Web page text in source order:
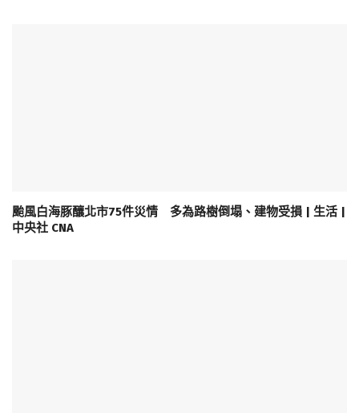
颱風白海豚釀北市75件災情 多為路樹倒塌、建物受損 | 生活 |
中央社 CNA